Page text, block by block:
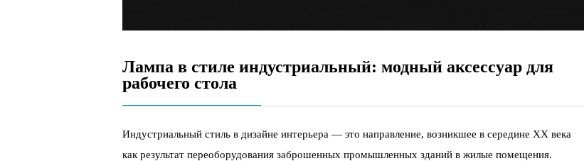
Лампа в стиле индустриальный: модный аксессуар для
рабочего стола
Индустриальный стиль в дизайне интерьера — это направление, возникшее в середине XX века
как результат переоборудования заброшенных промышленных зданий в жилые помещения.